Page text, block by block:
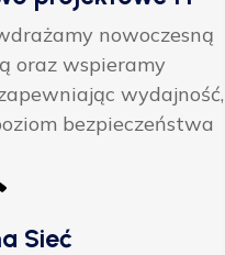
nowoczesną
oraz wspieramy
wydajność,
bezpieczeństwa
Sieć